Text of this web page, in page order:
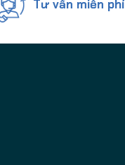
Tư vấn miễn phí